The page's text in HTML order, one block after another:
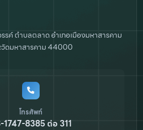
รค์ ตำบลตลาดอำเภอเมืองมหาสารคาม
ดมหาสารคาม 44000
โทรศัพท์
8385 ต่อ 311